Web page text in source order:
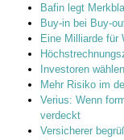
Bafin legt
Buy-in bei Buy-
Eine Milliarde für
Investoren
Mehr Risiko im
Verius: Wenn
verdeckt
Versicherer